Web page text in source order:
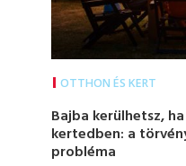
OTTHON ÉS KERT
Bajba kerülhetsz,
kertedben: a
probléma